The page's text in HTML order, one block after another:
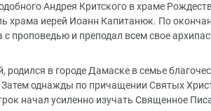
Андрея Критского в храме
храма иерей Иоанн Капитанюк. По
проповедью и преподал всем свое
родился в городе Дамаске в семье
однажды по причащении Святых
начал усиленно изучать Священное